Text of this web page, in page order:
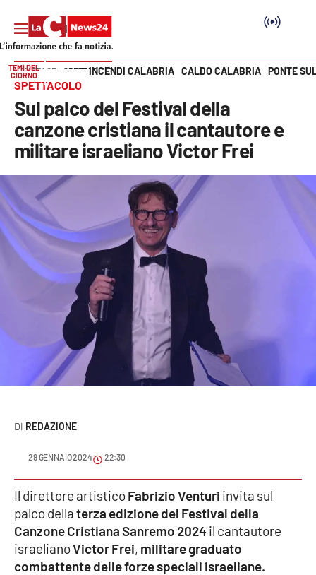
SEZIONI
Cronaca
Politica
Attualità
Economia e lavoro
Italia Mondo
Sport
Podcast
Editoriali
VIDEO
Vai
TEMI DEL
GIORNO
INCENDI CALABRIA CALDO CALABRIA PONTE
HOME PAGE SPETTACOLO
SPETTACOLO
Sul palco del Festival della
canzone cristiana il cantautore e
militare israeliano Victor Frei
REDAZIONE
29 GENNAIO 2024 22:30
Il direttore artisticoFabrizio Venturi invita sul
palco dellaterza edizione del Festival della
Canzone Cristiana Sanremo 2024il cantautore
israelianoVictorFrei, militare graduato
combattente delle forze speciali israeliane.